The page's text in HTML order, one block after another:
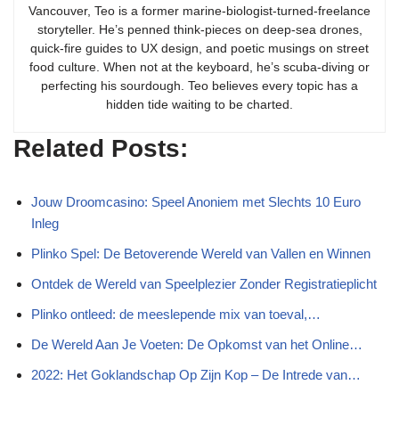
Vancouver, Teo is a former marine-biologist-turned-freelance
storyteller. He’s penned think-pieces on deep-sea drones,
quick-fire guides to UX design, and poetic musings on street
food culture. When not at the keyboard, he’s scuba-diving or
perfecting his sourdough. Teo believes every topic has a
hidden tide waiting to be charted.
Related Posts:
Jouw Droomcasino: Speel Anoniem met Slechts 10 Euro
Inleg
Plinko Spel: De Betoverende Wereld van Vallen en Winnen
Ontdek de Wereld van Speelplezier Zonder Registratieplicht
Plinko ontleed: de meeslepende mix van toeval,…
De Wereld Aan Je Voeten: De Opkomst van het Online…
2022: Het Goklandschap Op Zijn Kop – De Intrede van…